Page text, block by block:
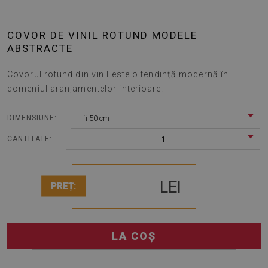
COVOR DE VINIL ROTUND MODELE
ABSTRACTE
Covorul rotund din vinil este o tendință modernă în
domeniul aranjamentelor interioare.
DIMENSIUNE: fi 50 cm
CANTITATE: 1
PREȚ: LEI
LA COȘ